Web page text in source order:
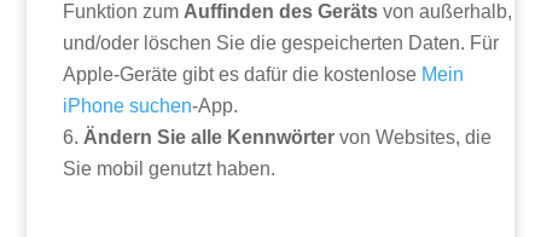
Funktion zumAuffinden des Geräts von außerhalb,
und/oder löschen Sie die gespeicherten Daten. Für
Apple-Geräte gibt es dafür die kostenlose Mein
iPhone suchen-App.
Ändern Sie alle Kennwörter von Websites, die
Sie mobil genutzt haben.